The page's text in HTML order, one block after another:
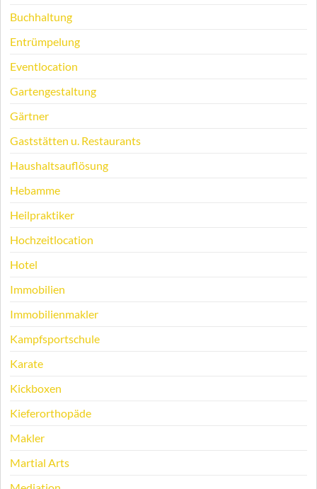
Buchhaltung
Entrümpelung
Eventlocation
Gartengestaltung
Gärtner
Gaststätten u. Restaurants
Haushaltsauflösung
Hebamme
Heilpraktiker
Hochzeitlocation
Hotel
Immobilien
Immobilienmakler
Kampfsportschule
Karate
Kickboxen
Kieferorthopäde
Makler
Martial Arts